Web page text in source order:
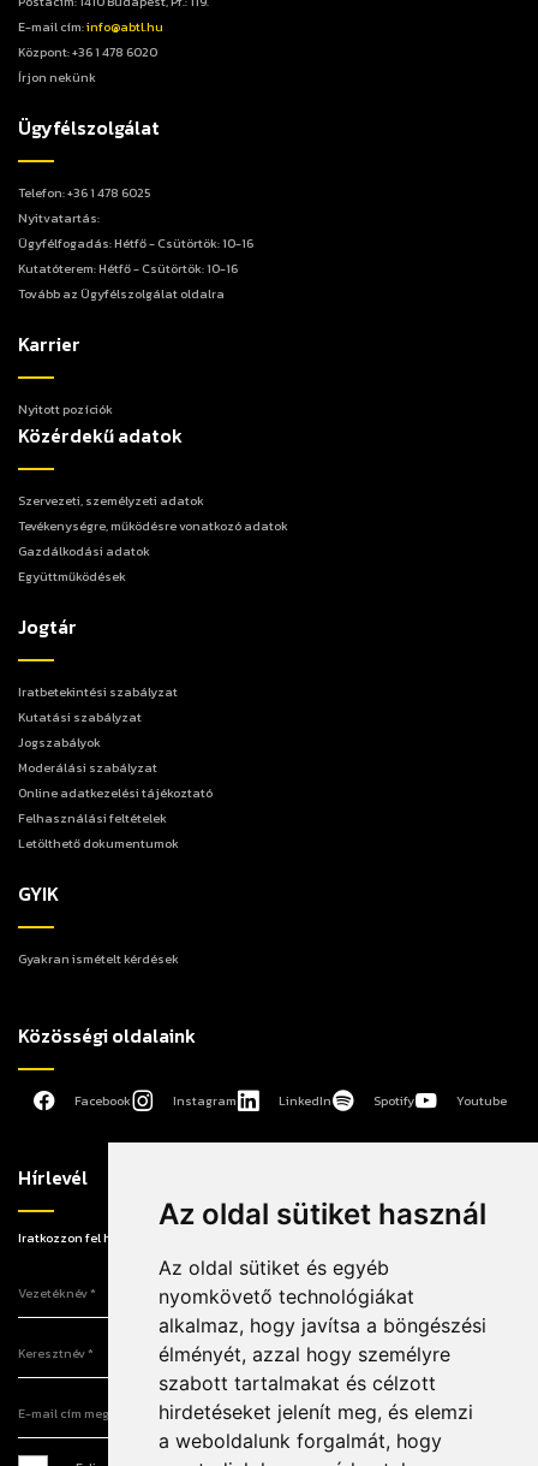
Az oldal sütiket használ
Az oldal sütiket és egyéb
nyomkövető technológiákat
alkalmaz, hogy javítsa a böngészési
élményét, azzal hogy személyre
szabott tartalmakat és célzott
hirdetéseket jelenít meg, és elemzi
a weboldalunk forgalmát, hogy
E-mail cím:info@abtl.hu
Központ: +36 1 478 6020
Írjon nekünk
Ügyfélszolgálat
Telefon: +36 1 478 6025
Nyitvatartás:
Ügyfélfogadás: Hétfő - Csütörtök: 10-16
Kutatóterem: Hétfő - Csütörtök: 10-16
Tovább az Ügyfélszolgálat oldalra
Karrier
Nyitott pozíciók
Közérdekű adatok
Szervezeti, személyzeti adatok
Tevékenységre, működésre vonatkozó adatok
Gazdálkodási adatok
Együttműködések
Jogtár
Iratbetekintési szabályzat
Kutatási szabályzat
Jogszabályok
Moderálási szabályzat
Online adatkezelési tájékoztató
Felhasználási feltételek
Letölthető dokumentumok
GYIK
Gyakran ismételt kérdések
Közösségi oldalaink
Facebook Instagram LinkedIn Spotify Youtube
Hírlevél
Iratkozzon fel hírlevelünkre, hogy elsőként értesüljön a legújabb információkról!
Vezetéknév
Keresztnév
E-mail cím megadása